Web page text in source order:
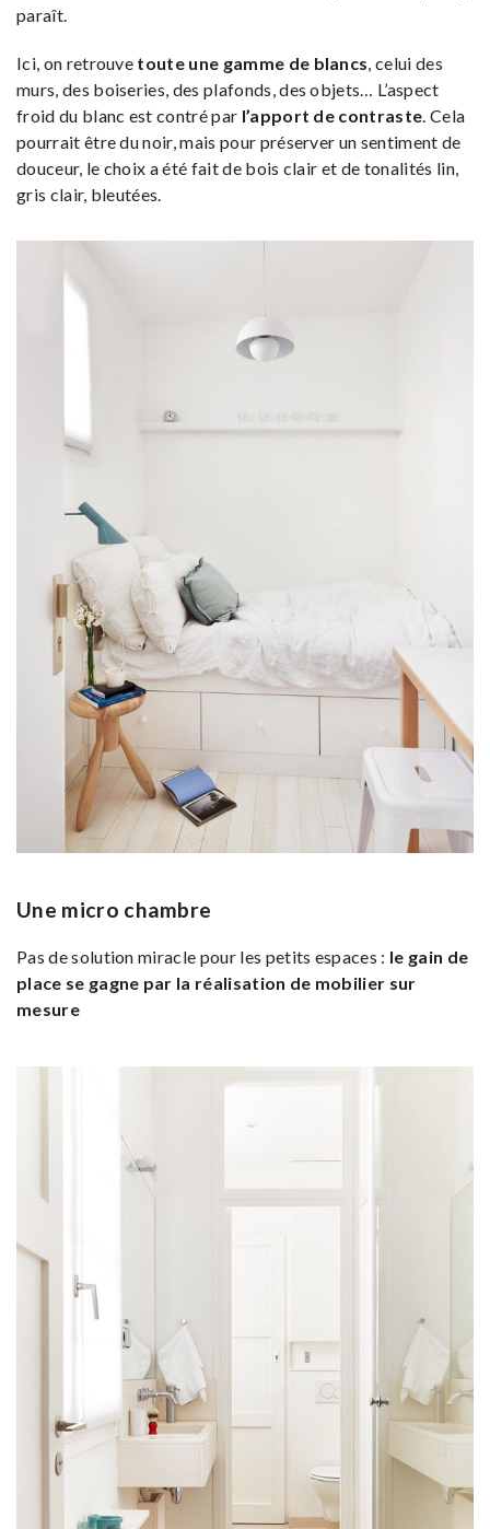
paraît.
Ici, on retrouve toute une gamme de blancs , celui des
murs, des boiseries, des plafonds, des objets… L’aspect
froid du blanc est contré par l’apport de contraste . Cela
pourrait être du noir, mais pour préserver un sentiment de
douceur, le choix a été fait de bois clair et de tonalités lin,
gris clair, bleutées.
Une micro chambre
Pas de solution miracle pour les petits espaces : le gain de
place se gagne par la réalisation de mobilier sur
mesure